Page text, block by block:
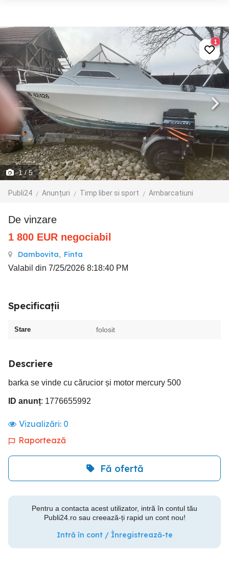
1/ 5
Publi24 Anunțuri Timp liber si sport Ambarcatiuni
1
de vinzare
1 800 EUR negociabil
Dambovita, Finta
Valabil din 7/25/2026 8:18:40 PM
Specificații
Stare folosit
Descriere
barka se vinde cu cărucior și motor mercury 500
ID anunț: 1776655992
Vizualizări: 0
Raportează
Fă ofertă
Pentru a contacta acest utilizator, intră în contul tău
Publi24.ro sau creează-ți rapid un cont nou!
Intră în cont / Înregistrează-te